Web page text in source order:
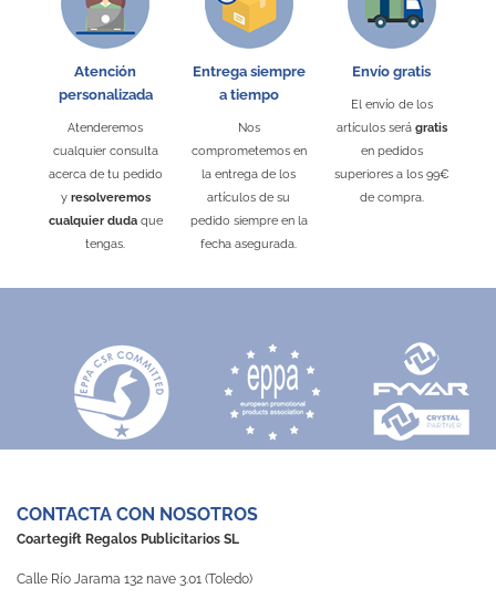
Atención
personalizada
Atenderemos
cualquier consulta
acerca de tu pedido
y resolveremos
cualquier dudaque
tengas.
Entrega siempre
a tiempo
Nos
comprometemos en
la entrega de los
artículos de su
pedido siempre en la
fecha asegurada.
Envío gratis
El envío de los
artículos será gratis
en pedidos
superiores a los 99€
de compra.
CONTACTA CON NOSOTROS
Coartegift Regalos Publicitarios SL
Calle Río Jarama 132 nave 3.01 (Toledo)